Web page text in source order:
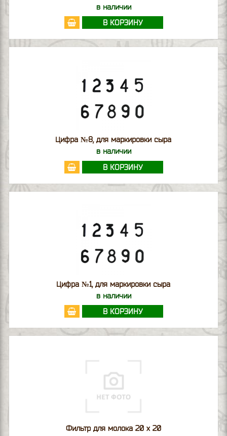
в наличии
В КОРЗИНУ
Цифра №8, для маркировки сыра
в наличии
В КОРЗИНУ
Цифра №1, для маркировки сыра
в наличии
В КОРЗИНУ
Фильтр для молока 20 х 20